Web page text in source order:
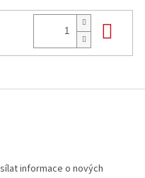
informace o nových